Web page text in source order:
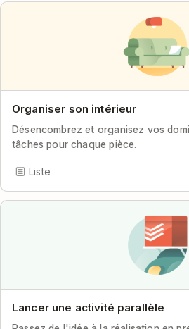
Organiser son intérieur
Désencombrez et organisez vos
tâches pour chaque pièce.
Liste
Lancer une activité parallèle